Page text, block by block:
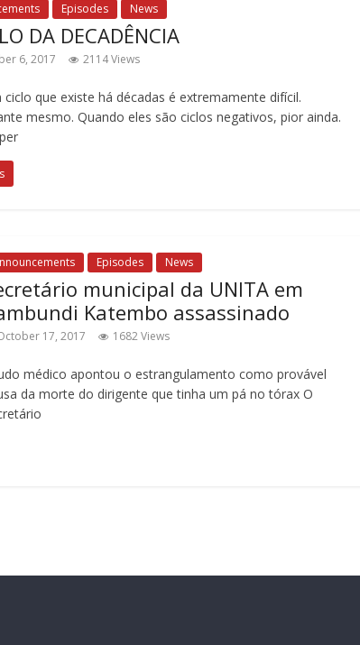
Episodes News
DA DECADÊNCIA
6, 2017 2114 Views
ciclo que existe há décadas é extremamente difícil.
mesmo. Quando eles são ciclos negativos, pior ainda.
Episodes News
municipal da UNITA em
Katembo assassinado
17, 2017 1682 Views
médico apontou o estrangulamento como provável
da morte do dirigente que tinha um pá no tórax O